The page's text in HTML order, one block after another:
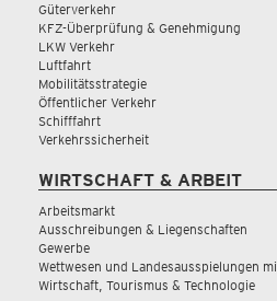
Güterverkehr
KFZ-Überprüfung & Genehmigung
LKW Verkehr
Luftfahrt
Mobilitätsstrategie
Öffentlicher Verkehr
Schifffahrt
Verkehrssicherheit
WIRTSCHAFT & ARBEIT
Arbeitsmarkt
Ausschreibungen & Liegenschaften
Gewerbe
Wettwesen und Landesausspielungen
Wirtschaft, Tourismus & Technologie